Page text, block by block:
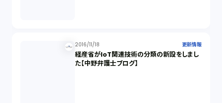
2016/11/18 更新情報
経産省がIoT関連技術の分類の新設をしまし
た【中野弁護士ブログ】